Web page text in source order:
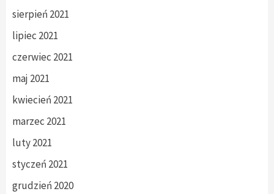
sierpień 2021
lipiec 2021
czerwiec 2021
maj 2021
kwiecień 2021
marzec 2021
luty 2021
styczeń 2021
grudzień 2020